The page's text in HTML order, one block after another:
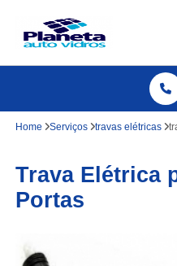
Home Serviços travas elétricas
Trava Elétrica
Portas